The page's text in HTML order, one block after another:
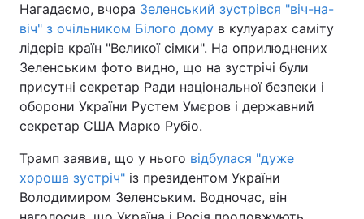
Нагадаємо, вчора Зеленський зустрівся "віч-на-
віч" з очільником Білого дому в кулуарах саміту
лідерів країн "Великої сімки". На оприлюднених
Зеленським фото видно, що на зустрічі були
присутні секретар Ради національної безпеки і
оборони України Рустем Умєров і державний
секретар США Марко Рубіо.
Трамп заявив, що у нього відбулася "дуже
хороша зустріч" із президентом України
Володимиром Зеленським. Водночас, він